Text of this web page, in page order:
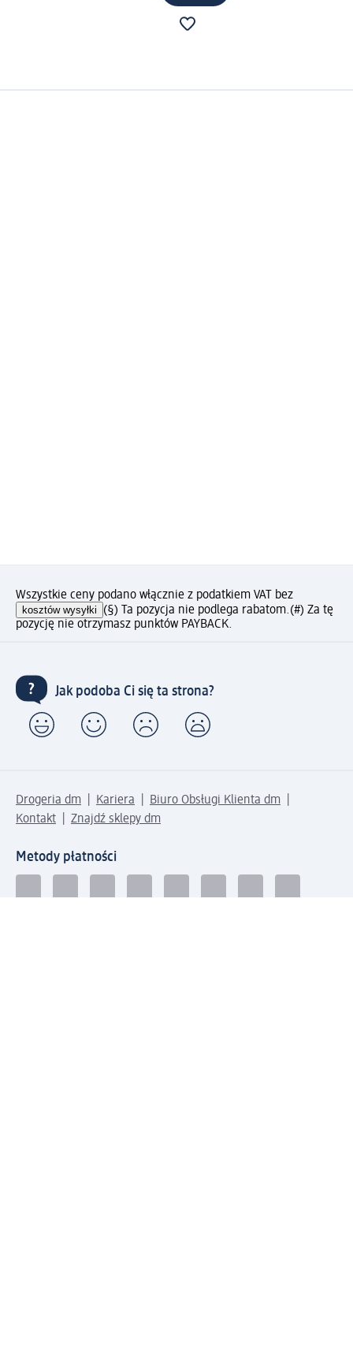
Wszystkie ceny podano włącznie z podatkiem VAT bez
kosztów wysyłki (§) Ta pozycja nie podlega rabatom.(#) Za tę
pozycję nie otrzymasz punktów PAYBACK.
Jak podoba Ci się ta strona?
Drogeria dm Kariera
Biuro Obsługi Klienta dm
Kontakt
Znajdź sklepy dm
Metody płatności